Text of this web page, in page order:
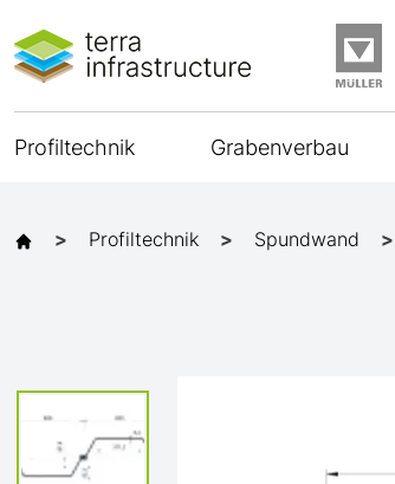
Profiltechnik Grabenverbau
Profiltechnik Spundwand